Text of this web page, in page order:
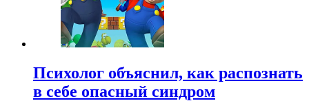
Психолог объяснил, как распознать
в себе опасный синдром